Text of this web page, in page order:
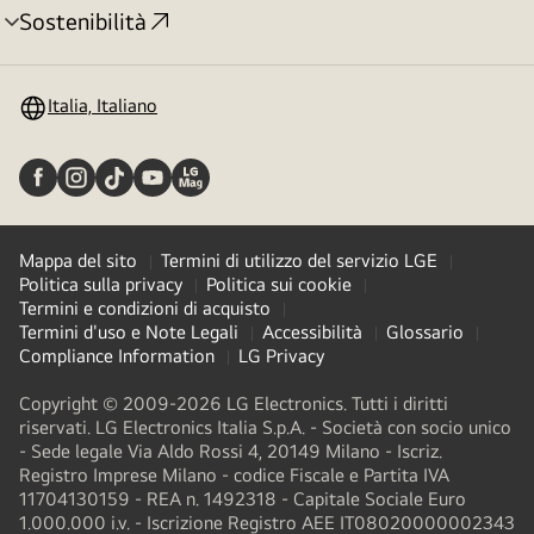
Sostenibilità
Attivazione
Italia, Italiano
Mappa del sito
Termini di utilizzo del servizio LGE
Politica sulla privacy
Politica sui cookie
Termini e condizioni di acquisto
Termini d'uso e Note Legali
Accessibilità
Glossario
Compliance Information
LG Privacy
Copyright © 2009-2026 LG Electronics. Tutti i diritti
riservati. LG Electronics Italia S.p.A. - Società con socio unico
- Sede legale Via Aldo Rossi 4, 20149 Milano - Iscriz.
Registro Imprese Milano - codice Fiscale e Partita IVA
11704130159 - REA n. 1492318 - Capitale Sociale Euro
1.000.000 i.v. - Iscrizione Registro AEE IT08020000002343​